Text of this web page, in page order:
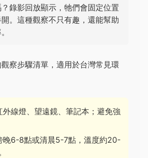
錄影回放顯示，牠們會固定位置
。這種觀察不只有趣，還能幫助
察步驟清單，適用於台灣常見環
外線燈、望遠鏡、筆記本；避免強
晚6-8點或清晨5-7點，溫度約20-